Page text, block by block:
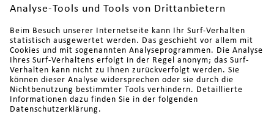
Analyse-Tools und Tools von Drittanbietern
Beim Besuch unserer Internetseite kann Ihr Surf-Verhalten
statistisch ausgewertet werden. Das geschieht vor allem mit
Cookies und mit sogenannten Analyseprogrammen. Die Analyse
Ihres Surf-Verhaltens erfolgt in der Regel anonym; das Surf-
Verhalten kann nicht zu Ihnen zurückverfolgt werden. Sie
können dieser Analyse widersprechen oder sie durch die
Nichtbenutzung bestimmter Tools verhindern. Detaillierte
Informationen dazu finden Sie in der folgenden
Datenschutzerklärung.